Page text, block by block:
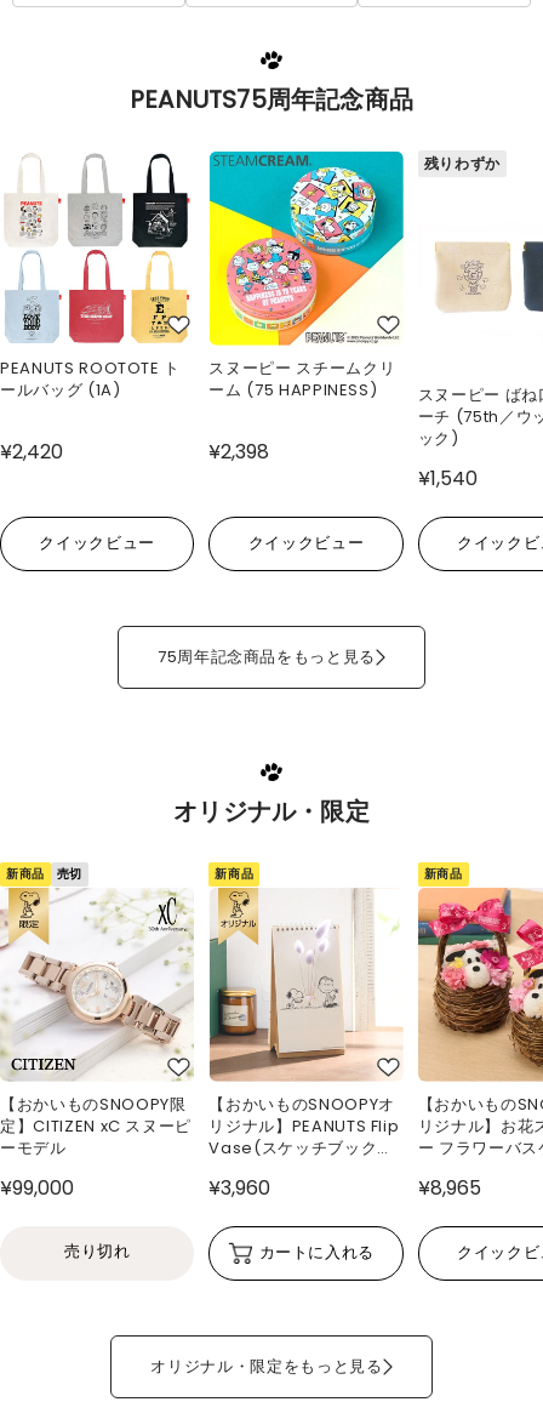
PEANUTS75周年記念商品
PEANUTS ROOTOTE ト
ールバッグ (1A)
¥2,420
クイックビュー
スヌーピー スチームクリ
ーム (75 HAPPINESS)
¥2,398
クイックビュー
残りわずか
スヌーピー ば
ーチ (75th／ウ
ック)
¥1,540
クイック
75周年記念商品をもっと見る
オリジナル・限定
新商品 売切
【おかいものSNOOPY限
定】CITIZEN xC スヌーピ
ーモデル
¥99,000
売り切れ
新商品
【おかいものSNOOPYオ
リジナル】PEANUTS Flip
Vase(スケッチブック型
¥3,960
カートに入れる
新商品
【おかいもの
リジナル】お花
ー フラワーバ
¥8,965
クイック
オリジナル・限定をもっと見る